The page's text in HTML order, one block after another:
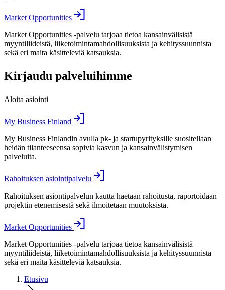
Market Opportunities
Market Opportunities -palvelu tarjoaa tietoa kansainvälisistä
myyntiliideistä, liiketoimintamahdollisuuksista ja kehityssuunnista
sekä eri maita käsitteleviä katsauksia.
Kirjaudu palveluihimme
Aloita asiointi
My Business Finland
My Business Finlandin avulla pk- ja startupyrityksille suositellaan
heidän tilanteeseensa sopivia kasvun ja kansainvälistymisen
palveluita.
Rahoituksen asiointipalvelu
Rahoituksen asiontipalvelun kautta haetaan rahoitusta, raportoidaan
projektin etenemisestä sekä ilmoitetaan muutoksista.
Market Opportunities
Market Opportunities -palvelu tarjoaa tietoa kansainvälisistä
myyntiliideistä, liiketoimintamahdollisuuksista ja kehityssuunnista
sekä eri maita käsitteleviä katsauksia.
Etusivu